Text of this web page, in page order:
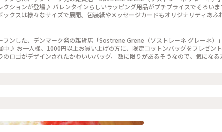
いラッピング用品がプチプライスでそろいます。 北欧を感じさせ
ックスは様々なサイズで展開。包装紙やメッセージカードもオリジナリティあふ
な演出がきっとできますよ。 #ソストレーネグレーネ #表参道 #ラッピング #バレンタイ
プンした、デンマーク発の雑貨店「Sostrene Grene（ソストレーネ グレーネ）
レゼント。 チャーミングなア
ンされたかわいいバッグ。 数に限りがあるそうなので、気になる方はお早めに足を運ん